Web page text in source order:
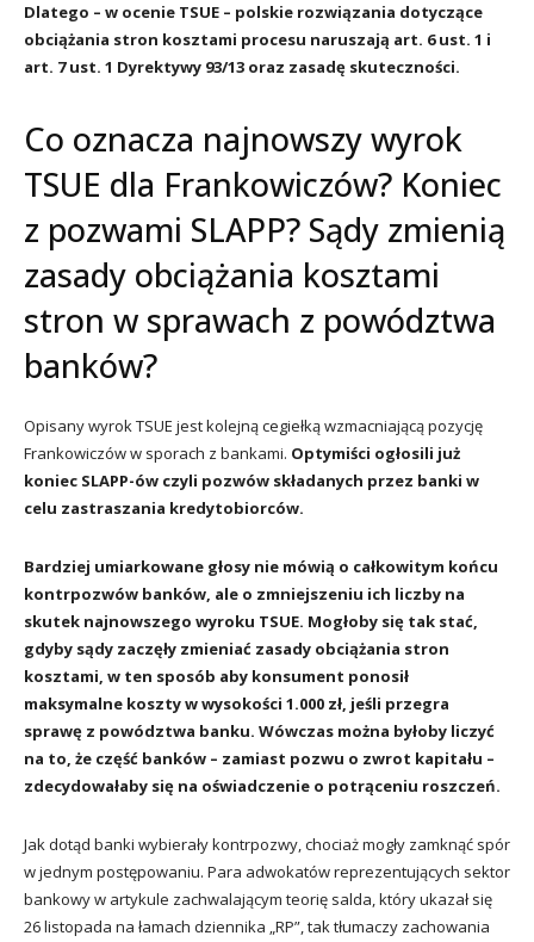
Dlatego – w ocenie TSUE – polskie rozwiązania dotyczące
obciążania stron kosztami procesu naruszają art. 6 ust. 1 i
art. 7 ust. 1 Dyrektywy 93/13 oraz zasadę skuteczności.
Co oznacza najnowszy wyrok
TSUE dla Frankowiczów? Koniec
z pozwami SLAPP? Sądy zmienią
zasady obciążania kosztami
stron w sprawach z powództwa
banków?
Opisany wyrok TSUE jest kolejną cegiełką wzmacniającą pozycję
Frankowiczów w sporach z bankami. Optymiści ogłosili już
koniec SLAPP-ów czyli pozwów składanych przez banki w
celu zastraszania kredytobiorców.
Bardziej umiarkowane głosy nie mówią o całkowitym końcu
kontrpozwów banków, ale o zmniejszeniu ich liczby na
skutek najnowszego wyroku TSUE. Mogłoby się tak stać,
gdyby sądy zaczęły zmieniać zasady obciążania stron
kosztami, w ten sposób aby konsument ponosił
maksymalne koszty w wysokości 1.000 zł, jeśli przegra
sprawę z powództwa banku. Wówczas można byłoby liczyć
na to, że część banków – zamiast pozwu o zwrot kapitału –
zdecydowałaby się na oświadczenie o potrąceniu roszczeń.
Jak dotąd banki wybierały kontrpozwy, chociaż mogły zamknąć spór
w jednym postępowaniu. Para adwokatów reprezentujących sektor
bankowy w artykule zachwalającym teorię salda, który ukazał się
26 listopada na łamach dziennika „RP”, tak tłumaczy zachowania